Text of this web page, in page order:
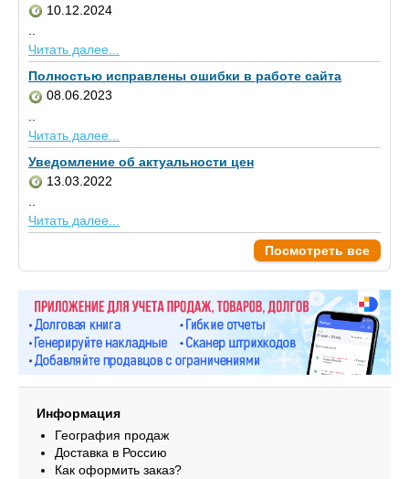
10.12.2024
..
Читать далее...
Полностью исправлены ошибки в работе сайта
08.06.2023
Читать далее...
Уведомление об актуальности цен
13.03.2022
Читать далее...
Посмотреть все
Информация
География продаж
Доставка в Россию
Как оформить заказ?